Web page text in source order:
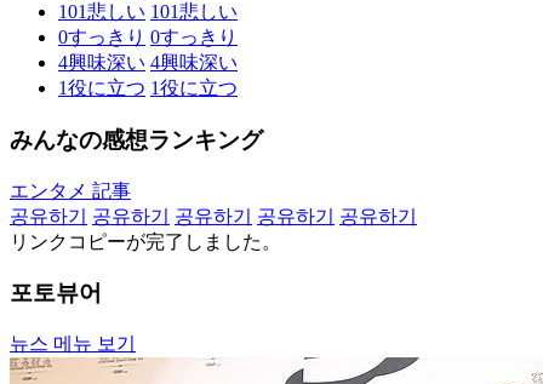
101悲しい 101悲しい
0すっきり 0すっきり
4興味深い 4興味深い
1役に立つ 1役に立つ
みんなの感想ランキング
エンタメ 記事
공유하기
공유하기 공유하기 공유하기
공유하기
リンクコピーが完了しました。
포토뷰어
뉴스 메뉴 보기